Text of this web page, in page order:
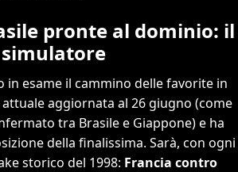
pronte al dominio: il
in esame il cammino delle favorite in
aggiornata al 26 giugno (come
tra Brasile e Giappone) e ha
della finalissima. Sarà, con ogni
storico del 1998: Francia contro